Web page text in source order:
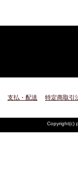
支払・配送 特定商取引
Copyright(c)